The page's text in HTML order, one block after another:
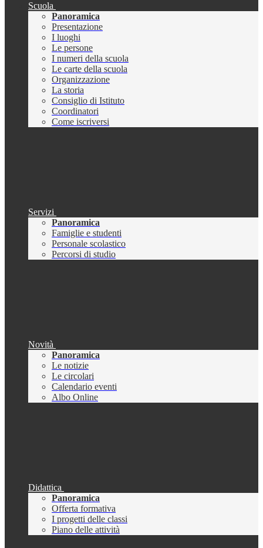
Scuola
Panoramica
Presentazione
I luoghi
Le persone
I numeri della scuola
Le carte della scuola
Organizzazione
La storia
Consiglio di Istituto
Coordinatori
Come iscriversi
Servizi
Panoramica
Famiglie e studenti
Personale scolastico
Percorsi di studio
Novità
Panoramica
Le notizie
Le circolari
Calendario eventi
Albo Online
Didattica
Panoramica
Offerta formativa
I progetti delle classi
Piano delle attività